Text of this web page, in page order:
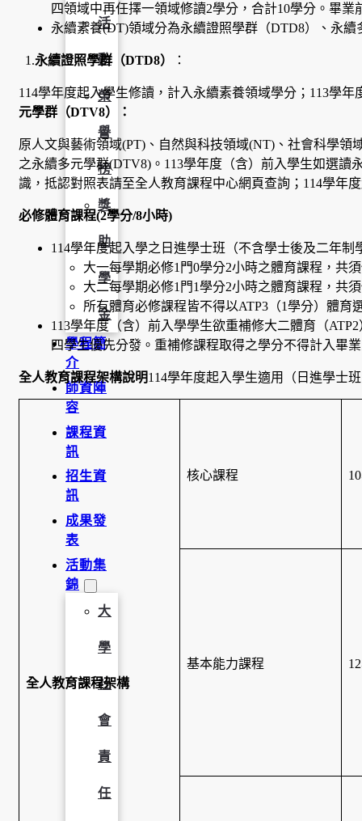
活
動
榮
譽
榜
獎
助
學
金
學程簡
介
師資陣
容
課程資
訊
招生資
訊
成果發
表
活動集
錦
大
學
社
會
責
任
四領域中再任擇一領域修讀2學分，合計10學分。畢業
永續素養(DT)領域分為永續證照學群（DTD8）、永
1.永續證照學群（DTD8） ：
114學年度起入學生修讀，計入永續素養領域學分；113學
元學群（DTV8）：
原人文與藝術領域(PT)、自然與科技領域(NT)、社會科學
之永續多元學群(DTV8)。113學年度（含）前入學生如選讀
識，抵認對照表請至全人教育課程中心網頁查詢；114學年
必修體育課程(2學分/8小時)
114學年度起入學之日進學士班（不含學士後及二年制
大一每學期必修1門0學分2小時之體育課程，共
大二每學期必修1門1學分2小時之體育課程，共
所有體育必修課程皆不得以ATP3（1學分）體育
113學年度（含）前入學學生欲重補修大二體育（
四學生優先分發。重補修課程取得之學分不得計入畢
全人教育課程架構說明114學年度起入學生適用（日進學士
全人教育課程架構
核心課程
基本能力課程